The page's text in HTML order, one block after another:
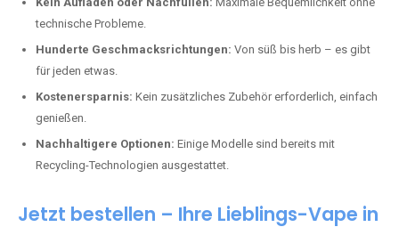
technische Probleme.
Hunderte Geschmacksrichtungen: Von süß bis herb – es gibt
für jeden etwas.
Kostenersparnis: Kein zusätzliches Zubehör erforderlich, einfach
genießen.
Nachhaltigere Optionen: Einige Modelle sind bereits mit
Recycling-Technologien ausgestattet.
Jetzt bestellen – Ihre Lieblings-Vape in